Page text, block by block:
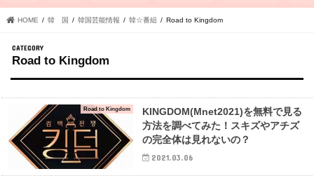
HOME 韓 国 韓国芸能情報 韓☆番組 Road to Kingdom
Road to Kingdom
Road to Kingdom
KINGDOM(Mnet2021)を無料で見る
方法を調べてみた！スキズやアチズ
の完全体は見れないの？
2021.03.06